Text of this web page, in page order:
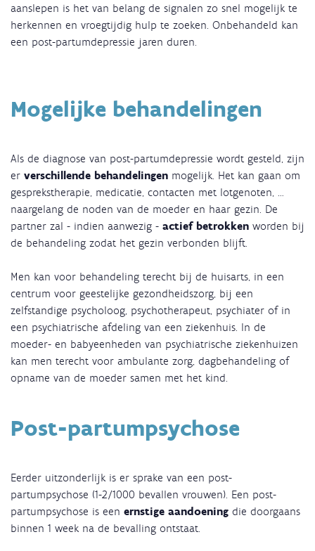
aanslepen is het van belang de signalen zo snel mogelijk te
herkennen en vroegtijdig hulp te zoeken. Onbehandeld kan
een post-partumdepressie jaren duren.
Mogelijke behandelingen
Als de diagnose van post-partumdepressie wordt gesteld, zijn
er verschillende behandelingen mogelijk. Het kan gaan om
gesprekstherapie, medicatie, contacten met lotgenoten, …
naargelang de noden van de moeder en haar gezin. De
partner zal - indien aanwezig - actief betrokken worden bij
de behandeling zodat het gezin verbonden blijft.
Men kan voor behandeling terecht bij de huisarts, in een
centrum voor geestelijke gezondheidszorg, bij een
zelfstandige psycholoog, psychotherapeut, psychiater of in
een psychiatrische afdeling van een ziekenhuis. In de
moeder- en babyeenheden van psychiatrische ziekenhuizen
kan men terecht voor ambulante zorg, dagbehandeling of
opname van de moeder samen met het kind.
Post-partumpsychose
Eerder uitzonderlijk is er sprake van een post-
partumpsychose (1-2/1000 bevallen vrouwen). Een post-
partumpsychose is een ernstige aandoening die doorgaans
binnen 1 week na de bevalling ontstaat.